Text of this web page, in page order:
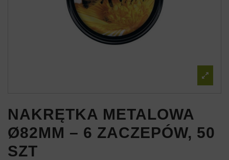
NAKRĘTKA METALOWA
Ø82MM – 6 ZACZEPÓW, 50
SZT